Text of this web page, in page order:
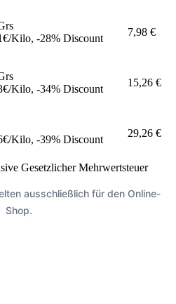
Kilo, -28% Discount
7,98 €
Kilo, -34% Discount
15,26 €
Kilo, -39% Discount
29,26 €
Gesetzlicher Mehrwertsteuer
ausschließlich für den Online-
Shop.